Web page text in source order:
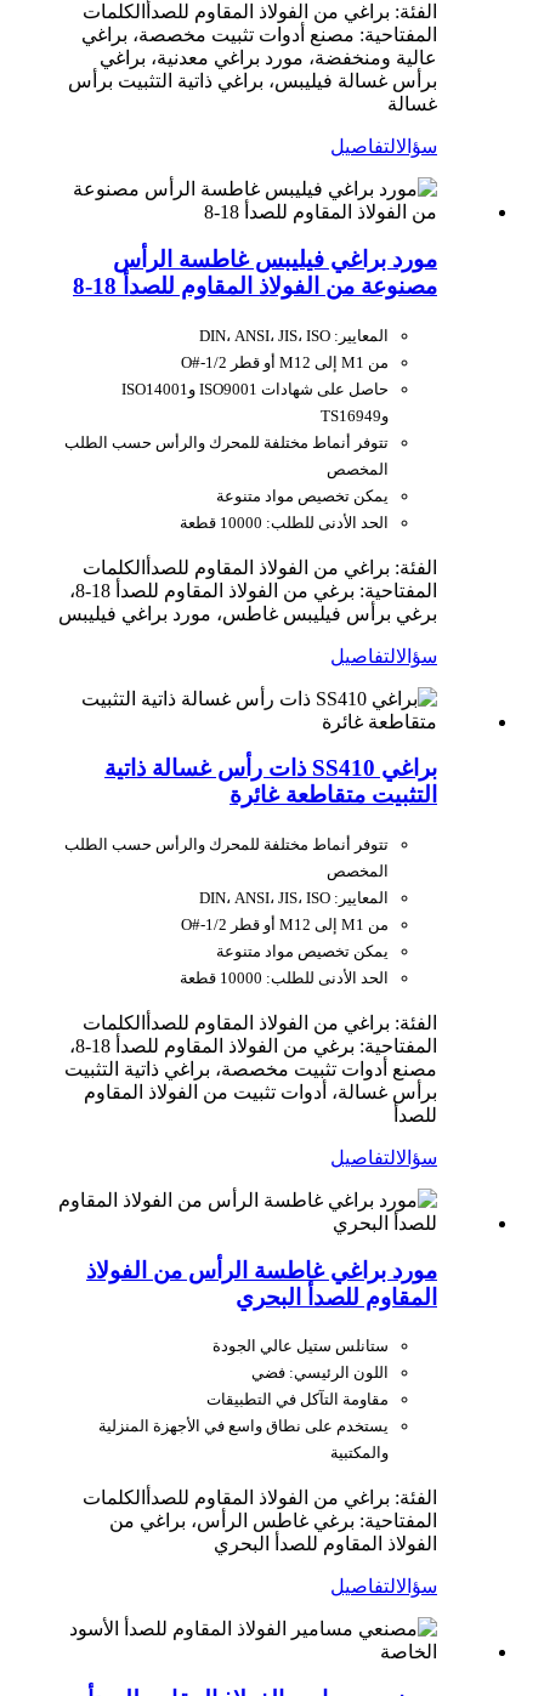
الفئة: براغي من الفولاذ المقاوم للصدأ الكلمات
المفتاحية: مصنع أدوات تثبيت مخصصة، براغي
عالية ومنخفضة، مورد براغي معدنية، براغي
برأس غسالة فيليبس، براغي ذاتية التثبيت برأس
غسالة
سؤالالتفاصيل
مورد براغي فيليبس غاطسة الرأس
مصنوعة من الفولاذ المقاوم للصدأ 18-8
المعايير: DIN، ANSI، JIS، ISO
من M1 إلى M12 أو قطر O#-1/2
حاصل على شهادات ISO9001 وISO14001
وTS16949
تتوفر أنماط مختلفة للمحرك والرأس حسب الطلب
المخصص
يمكن تخصيص مواد متنوعة
الحد الأدنى للطلب: 10000 قطعة
الفئة: براغي من الفولاذ المقاوم للصدأ الكلمات
المفتاحية: برغي من الفولاذ المقاوم للصدأ 18-8،
برغي برأس فيليبس غاطس، مورد براغي فيليبس
سؤالالتفاصيل
براغي SS410 ذات رأس غسالة ذاتية
التثبيت متقاطعة غائرة
تتوفر أنماط مختلفة للمحرك والرأس حسب الطلب
المخصص
المعايير: DIN، ANSI، JIS، ISO
من M1 إلى M12 أو قطر O#-1/2
يمكن تخصيص مواد متنوعة
الحد الأدنى للطلب: 10000 قطعة
الفئة: براغي من الفولاذ المقاوم للصدأ الكلمات
المفتاحية: برغي من الفولاذ المقاوم للصدأ 18-8،
مصنع أدوات تثبيت مخصصة، براغي ذاتية التثبيت
برأس غسالة، أدوات تثبيت من الفولاذ المقاوم
للصدأ
سؤالالتفاصيل
مورد براغي غاطسة الرأس من الفولاذ
المقاوم للصدأ البحري
ستانلس ستيل عالي الجودة
اللون الرئيسي: فضي
مقاومة التآكل في التطبيقات
يستخدم على نطاق واسع في الأجهزة المنزلية
والمكتبية
الفئة: براغي من الفولاذ المقاوم للصدأ الكلمات
المفتاحية: برغي غاطس الرأس، براغي من
الفولاذ المقاوم للصدأ البحري
سؤالالتفاصيل